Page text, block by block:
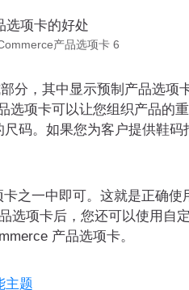
产品选项卡 6
，其中显示预制产品选项
选项卡可以让您组织产品的
码。如果您为客户提供鞋码
之一中即可。这就是正确使
选项卡后，您还可以使用自
产品选项卡。
主题